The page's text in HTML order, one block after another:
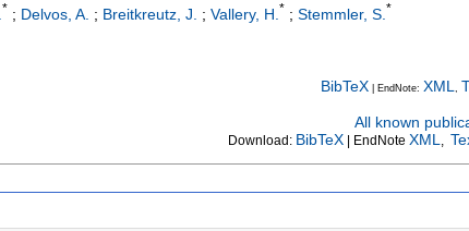
* ; Delvos, A. ; Breitkreutz, J. ; Vallery, H. * ; Stemmler, S. *
BibTeX | EndNote: XML ,
All known
Download: BibTeX | EndNote XML